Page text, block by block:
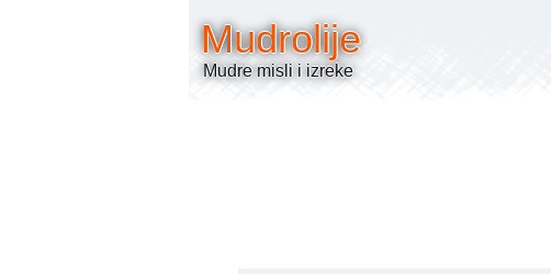
Mudrolije
Mudre misli i izreke